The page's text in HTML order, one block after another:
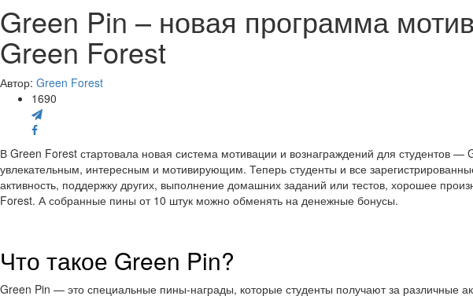
Green Pin – новая программа
Green Forest
Автор: Green Forest
1690
В Green Forest стартовала новая система мотивации и вознаграждений для студентов
увлекательным, интересным и мотивирующим. Теперь студенты и все
активность, поддержку других, выполнение домашних заданий или тестов, хорошее
Forest. А собранные пины от 10 штук можно обменять на денежные бонусы.
Что такое Green Pin?
Green Pin — это специальные пины-награды, которые студенты получают за различные